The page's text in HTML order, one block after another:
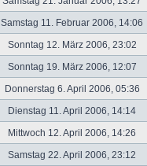
Samstag 11. Februar 2006, 14:06
Sonntag 12. März 2006, 23:02
Sonntag 19. März 2006, 12:07
Donnerstag 6. April 2006, 05:36
Dienstag 11. April 2006, 14:14
Mittwoch 12. April 2006, 14:26
Samstag 22. April 2006, 23:12